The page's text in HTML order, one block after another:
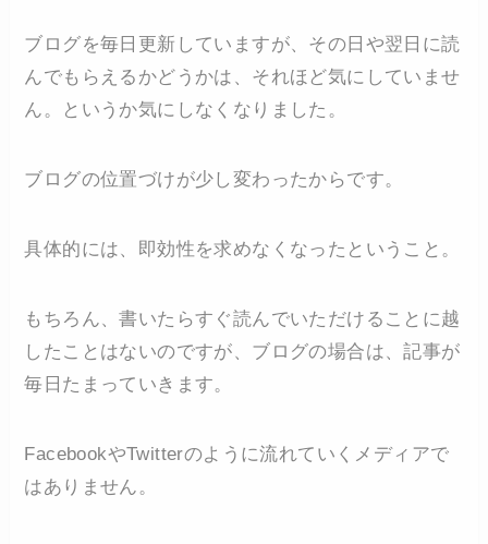
ブログを毎日更新していますが、その日や翌日に読
んでもらえるかどうかは、それほど気にしていませ
ん。というか気にしなくなりました。
ブログの位置づけが少し変わったからです。
具体的には、即効性を求めなくなったということ。
もちろん、書いたらすぐ読んでいただけることに越
したことはないのですが、ブログの場合は、記事が
毎日たまっていきます。
FacebookやTwitterのように流れていくメディアで
はありません。